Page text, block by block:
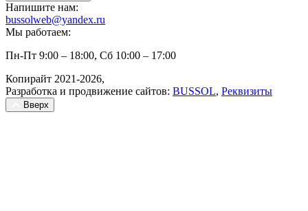
Напишите нам:
bussolweb@yandex.ru
Мы работаем:
Пн-Пт 9:00 – 18:00, Сб 10:00 – 17:00
Копирайт 2021-2026,
Разработка и продвижение сайтов: BUSSOL, Реквизиты
Вверх